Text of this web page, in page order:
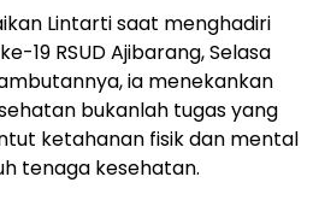
Lintarti saat menghadiri
19 RSUD Ajibarang, Selasa
ia menekankan
bukanlah tugas yang
ketahanan fisik dan mental
tenaga kesehatan.